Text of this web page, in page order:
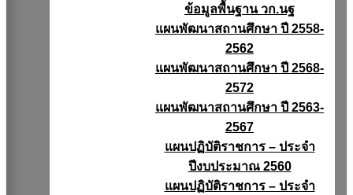
ข้อมูลพื้นฐาน วก.นฐ
แผนพัฒนาสถานศึกษา ปี 2558-
2562
แผนพัฒนาสถานศึกษา ปี 2568-
2572
แผนพัฒนาสถานศึกษา ปี 2563-
2567
แผนปฏิบัติราชการ – ประจำ
ปีงบประมาณ 2560
แผนปฏิบัติราชการ – ประจำ